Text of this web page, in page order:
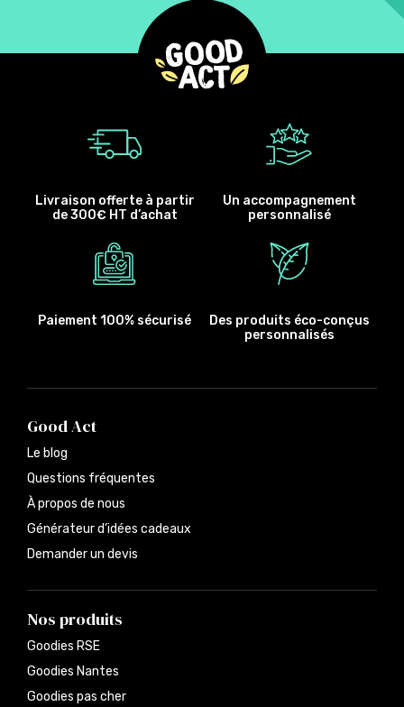
Livraison offerte à partir
de 300€ HT d’achat
Un accompagnement
personnalisé
Paiement 100% sécurisé
Des produits éco-conçus
personnalisés
Good Act
Le blog
Questions fréquentes
À propos de nous
Générateur d’idées cadeaux
Demander un devis
Nos produits
Goodies RSE
Goodies Nantes
Goodies pas cher